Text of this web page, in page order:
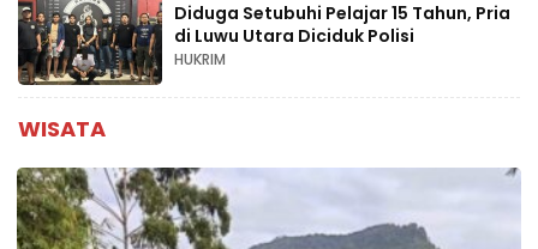
Diduga Setubuhi Pelajar 15 Tahun, Pria
di Luwu Utara Diciduk Polisi
HUKRIM
WISATA